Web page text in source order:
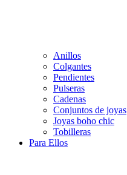
Anillos
Colgantes
Pendientes
Pulseras
Cadenas
Conjuntos de joyas
Joyas boho chic
Tobilleras
Para Ellos